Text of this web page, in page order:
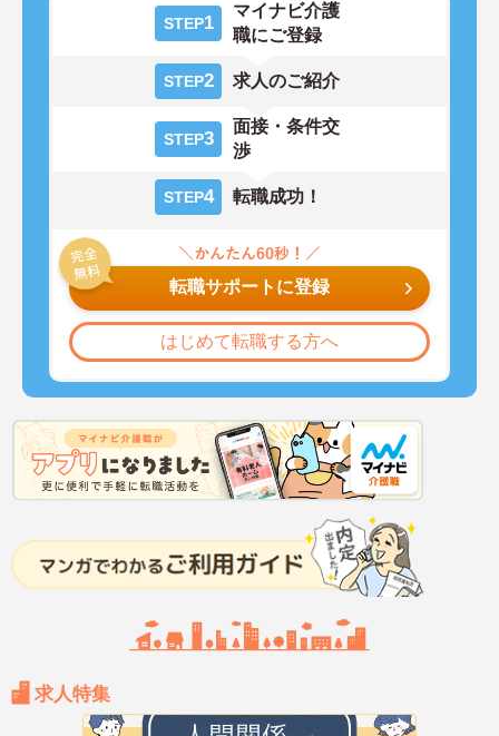
STEP1
マイナビ介護
職にご登録
STEP2 求人のご紹介
STEP3
面接・条件交
渉
STEP4 転職成功！
転職サポートに登録
はじめて転職する方へ
求人特集